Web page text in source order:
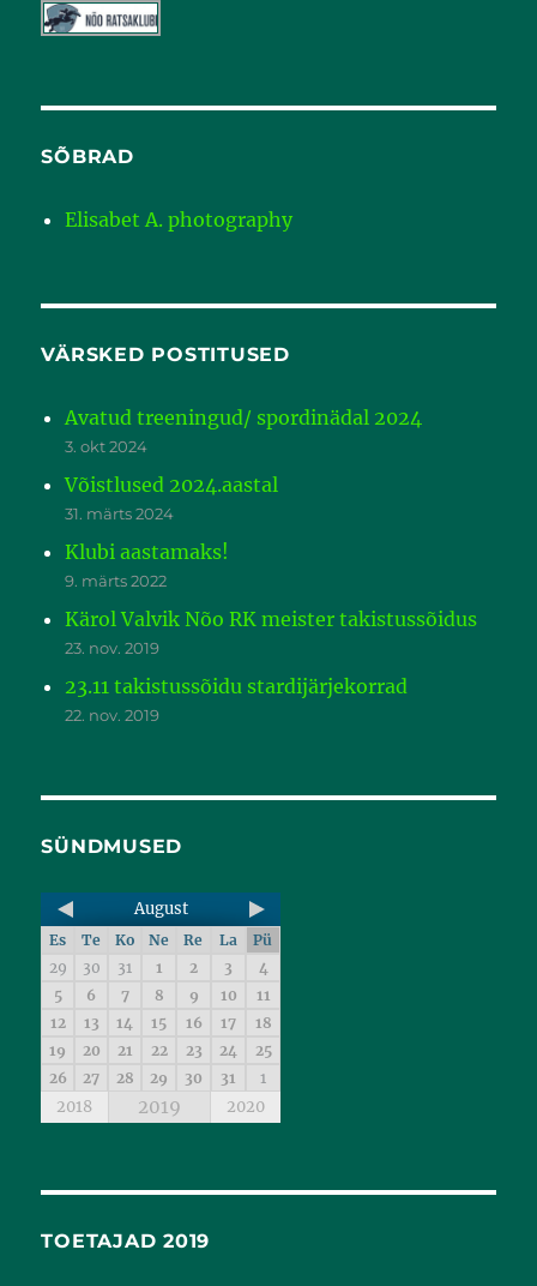
SÕBRAD
Elisabet A. photography
VÄRSKED POSTITUSED
Avatud treeningud/ spordinädal 2024
3. okt 2024
Võistlused 2024.aastal
31. märts 2024
Klubi aastamaks!
9. märts 2022
Kärol Valvik Nõo RK meister takistussõidus
23. nov. 2019
23.11 takistussõidu stardijärjekorrad
22. nov. 2019
SÜNDMUSED
August
Es Te Ko Ne Re La
Pü
29
30 31 1 2 3
4
5
6 7 8 9 10
11
12
13 14 15 16 17
18
19
20 21 22 23 24
25
26
27 28 29 30 31 1
2018 2019 2020
TOETAJAD 2019